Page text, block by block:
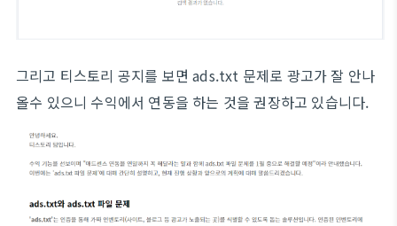
그리고 티스토리 공지를 보면 ads.txt 문제로 광고가 잘 안나
올수 있으니 수익에서 연동을 하는 것을 권장하고 있습니다.